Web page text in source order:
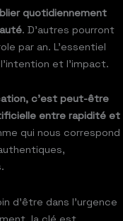
quotidiennement
. D’autres pourront
par an. L’essentiel
et l’impact.
c’est peut-être
entre rapidité et
qui nous correspond
d’être dans l’urgence